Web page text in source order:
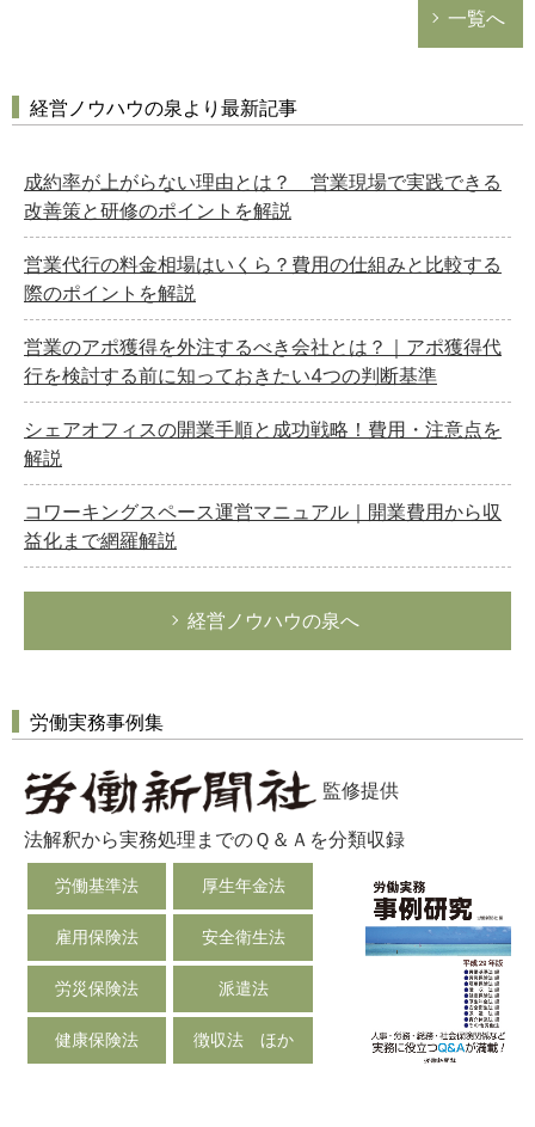
総務の給湯室
秘書のノウハウ
次へ
一覧へ
経営ノウハウの泉より最新記事
成約率が上がらない理由とは？ 営業現場で実践できる
改善策と研修のポイントを解説
営業代行の料金相場はいくら？費用の仕組みと比較する
際のポイントを解説
営業のアポ獲得を外注するべき会社とは？｜アポ獲得代
行を検討する前に知っておきたい4つの判断基準
シェアオフィスの開業手順と成功戦略！費用・注意点を
解説
コワーキングスペース運営マニュアル｜開業費用から収
益化まで網羅解説
経営ノウハウの泉へ
労働実務事例集
監修提供
法解釈から実務処理までのＱ＆Ａを分類収録
労働基準法 厚生年金法
雇用保険法 安全衛生法
労災保険法 派遣法
健康保険法 徴収法 ほか